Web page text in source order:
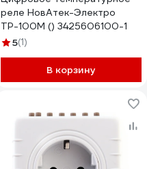
реле НовАтек-Электро
ТР-100М () 3425606100-1
5(1)
В корзину